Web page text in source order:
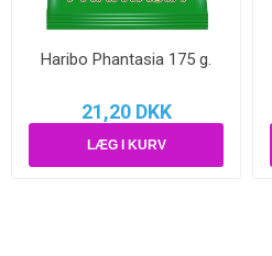
Haribo Phantasia 175 g.
21,20 DKK